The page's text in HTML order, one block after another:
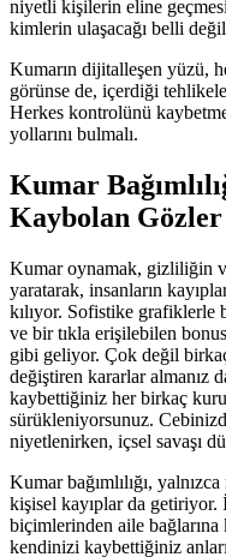
niyetli kişilerin eline
kimlerin ulaşacağı belli
Kumarın dijitalleşen yüzü,
görünse de, içerdiği
Herkes kontrolünü
yollarını bulmalı.
Kumar
Kaybolan
Kumar oynamak, gizliliğin
yaratarak, insanların
kılıyor. Sofistike grafiklerle
ve bir tıkla erişilebilen
gibi geliyor. Çok değil
değiştiren kararlar almanız
kaybettiğiniz her birkaç
sürükleniyorsunuz.
niyetlenirken, içsel savaşı
Kumar bağımlılığı,
kişisel kayıplar da getiriyor.
biçimlerinden aile
kendinizi kaybettiğiniz